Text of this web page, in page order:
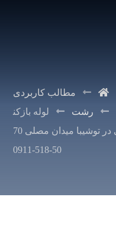
مطالب کاربردی
رشت
لوله بازکن
ی در توشیبا میدان مصلی 70
50-518-0911